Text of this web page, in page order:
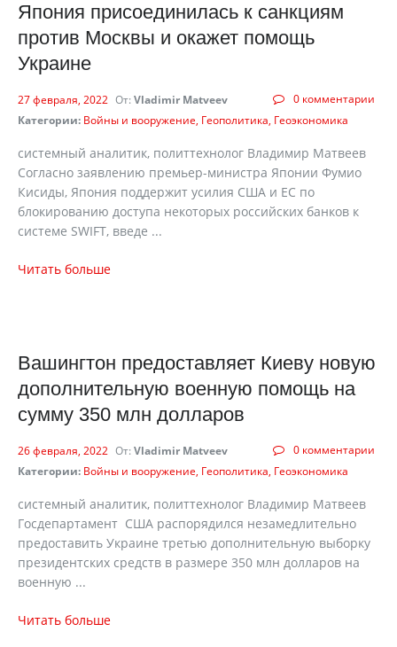
Япония присоединилась к санкциям
против Москвы и окажет помощь
Украине
0 комментарии
27 февраля, 2022 От: Vladimir Matveev
Категории: Войны и вооружение Геополитика Геоэкономика
системный аналитик, политтехнолог Владимир Матвеев
Согласно заявлению премьер-министра Японии Фумио
Кисиды, Япония поддержит усилия США и ЕС по
блокированию доступа некоторых российских банков к
системе SWIFT, введе ...
Читать больше
Вашингтон предоставляет Киеву новую
дополнительную военную помощь на
сумму 350 млн долларов
0 комментарии
26 февраля, 2022 От: Vladimir Matveev
Категории: Войны и вооружение Геополитика Геоэкономика
системный аналитик, политтехнолог Владимир Матвеев
Госдепартамент США распорядился незамедлительно
предоставить Украине третью дополнительную выборку
президентских средств в размере 350 млн долларов на
военную ...
Читать больше